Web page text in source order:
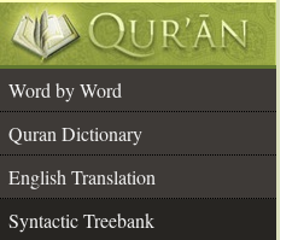
Word by Word
Quran Dictionary
English Translation
Syntactic Treebank